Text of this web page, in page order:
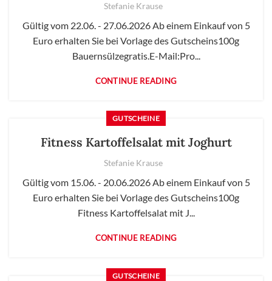
Stefanie Krause
Gültig vom 22.06. - 27.06.2026 Ab einem Einkauf von 5
Euro erhalten Sie bei Vorlage des Gutscheins100g
Bauernsülzegratis.E-Mail:Pro...
CONTINUE READING
GUTSCHEINE
Fitness Kartoffelsalat mit Joghurt
Stefanie Krause
Gültig vom 15.06. - 20.06.2026 Ab einem Einkauf von 5
Euro erhalten Sie bei Vorlage des Gutscheins100g
Fitness Kartoffelsalat mit J...
CONTINUE READING
GUTSCHEINE